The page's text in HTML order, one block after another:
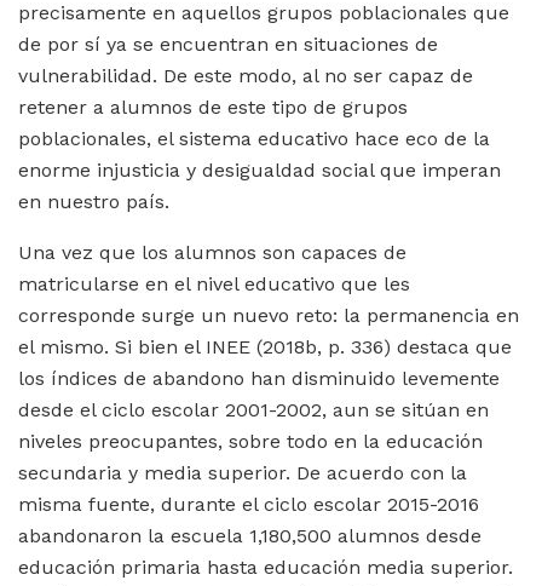
precisamente en aquellos grupos poblacionales que
de por sí ya se encuentran en situaciones de
vulnerabilidad. De este modo, al no ser capaz de
retener a alumnos de este tipo de grupos
poblacionales, el sistema educativo hace eco de la
enorme injusticia y desigualdad social que imperan
en nuestro país.
Una vez que los alumnos son capaces de
matricularse en el nivel educativo que les
corresponde surge un nuevo reto: la permanencia en
el mismo. Si bien el INEE (2018b, p. 336) destaca que
los índices de abandono han disminuido levemente
desde el ciclo escolar 2001-2002, aun se sitúan en
niveles preocupantes, sobre todo en la educación
secundaria y media superior. De acuerdo con la
misma fuente, durante el ciclo escolar 2015-2016
abandonaron la escuela 1,180,500 alumnos desde
educación primaria hasta educación media superior.